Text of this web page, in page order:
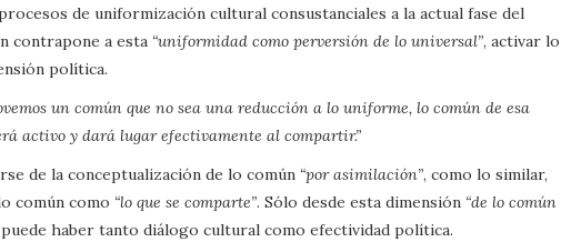
de uniformización cultural consustanciales a la actual fase del
contrapone a esta “uniformidad como perversión de lo universal”, activar lo
política.
un común que no sea una reducción a lo uniforme, lo común de esa
activo y dará lugar efectivamente al compartir.”
de la conceptualización de lo común “por asimilación”, como lo similar,
común como “lo que se comparte”. Sólo desde esta dimensión “de lo común
puede haber tanto diálogo cultural como efectividad política.